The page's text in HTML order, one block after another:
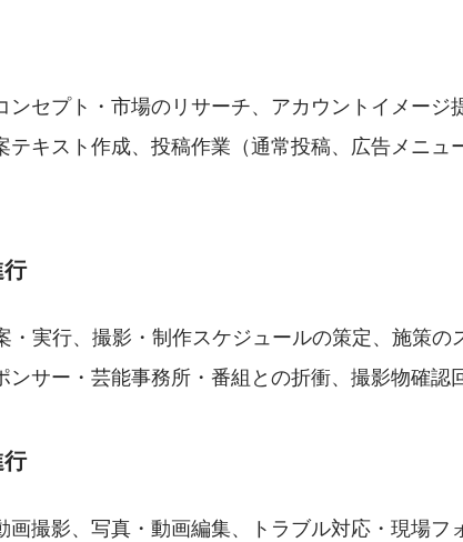
ンセプト・市場のリサーチ、アカウントイメージ
テキスト作成、投稿作業（通常投稿、広告メニュ
行
・実行、撮影・制作スケジュールの策定、施策の
ンサー・芸能事務所・番組との折衝、撮影物確認
画撮影、写真・動画編集、トラブル対応・現場フ